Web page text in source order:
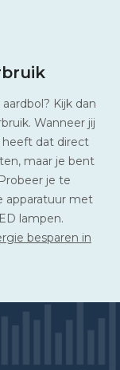
Kijk dan
Wanneer jij
dat direct
maar je bent
je te
apparatuur met
lampen.
besparen in